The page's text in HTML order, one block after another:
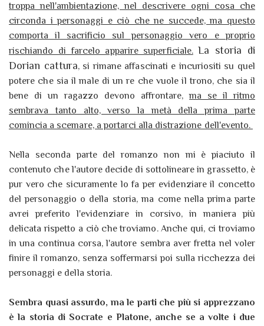
troppa nell'ambientazione, nel descrivere ogni cosa che
circonda i personaggi e ciò che ne succede, ma questo
comporta il sacrificio sul personaggio vero e proprio
rischiando di farcelo apparire superficiale. La storia di
Dorian cattura, si rimane affascinati e incuriositi su quel
potere che sia il male di un re che vuole il trono, che sia il
bene di un ragazzo devono affrontare,ma se il ritmo
sembrava tanto alto, verso la metà della prima parte
comincia a scemare, a portarci alla distrazione dell'evento.
Nella seconda parte del romanzo non mi è piaciuto il
contenuto che l'autore decide di sottolineare in grassetto, è
pur vero che sicuramente lo fa per evidenziare il concetto
del personaggio o della storia, ma come nella prima parte
avrei preferito l'evidenziare in corsivo, in maniera più
delicata rispetto a ciò che troviamo. Anche qui, ci troviamo
in una continua corsa, l'autore sembra aver fretta nel voler
finire il romanzo, senza soffermarsi poi sulla ricchezza dei
personaggi e della storia.
Sembra quasi assurdo, ma le parti che più si apprezzano
è la storia di Socrate e Platone, anche se a volte i due